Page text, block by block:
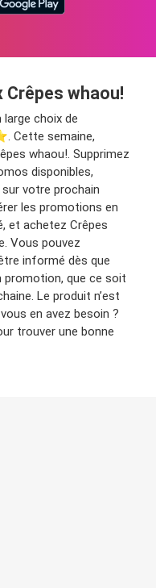
whaou!
large choix de
Cette semaine,
whaou!. Supprimez
disponibles,
votre prochain
les promotions en
et achetez Crêpes
Vous pouvez
informé dès que
promotion, que ce soit
Le produit n’est
en avez besoin ?
trouver une bonne